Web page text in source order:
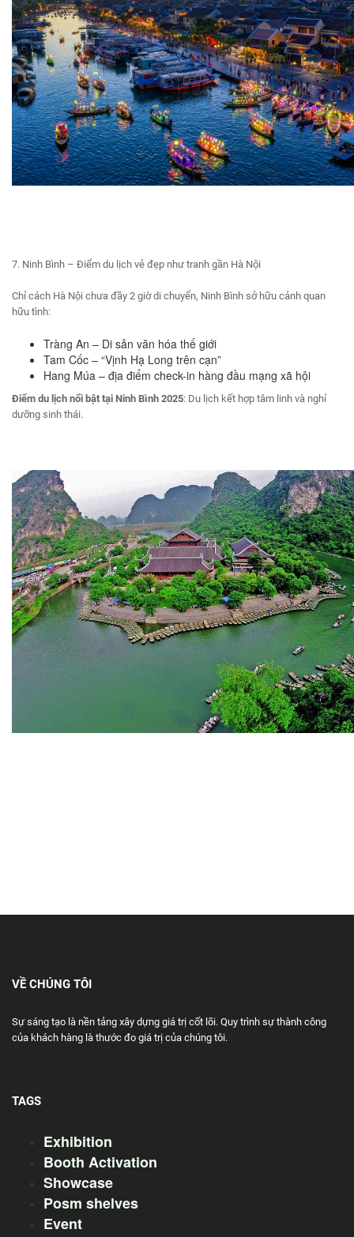
7. Ninh Bình – Điểm du lịch vẻ đẹp như tranh gần Hà Nội
Chỉ cách Hà Nội chưa đầy 2 giờ di chuyển, Ninh Bình sở hữu cảnh quan
hữu tình:
Tràng An – Di sản văn hóa thế giới
Tam Cốc – “Vịnh Hạ Long trên cạn”
Hang Múa – địa điểm check-in hàng đầu mạng xã hội
Điểm du lịch nổi bật tại Ninh Bình 2025: Du lịch kết hợp tâm linh và nghỉ
dưỡng sinh thái.
VỀ CHÚNG TÔI
Sự sáng tạo là nền tảng xây dựng giá trị cốt lõi. Quy trình sự thành công
của khách hàng là thước đo giá trị của chúng tôi.
TAGS
Exhibition
Booth Activation
Showcase
Posm shelves
Event